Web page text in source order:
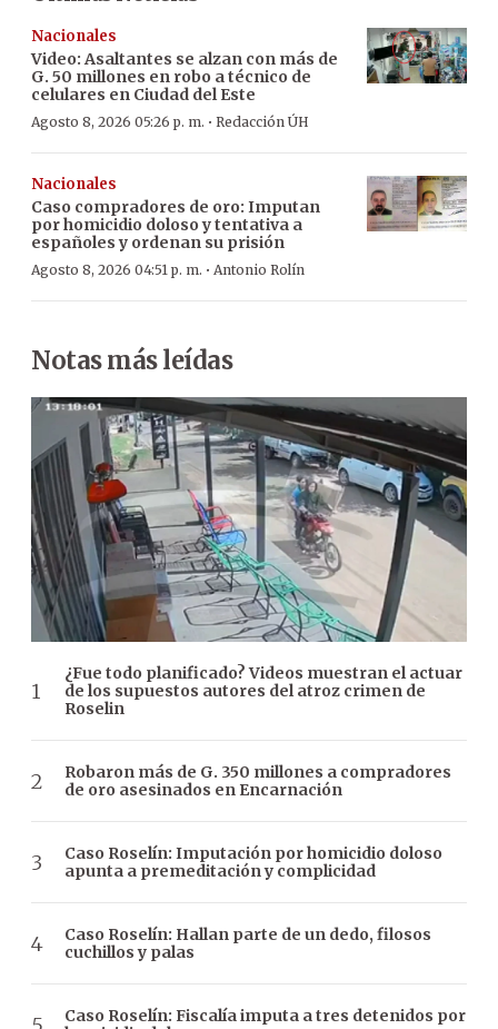
Nacionales
Video: Asaltantes se alzan con más de
G. 50 millones en robo a técnico de
celulares en Ciudad del Este
Agosto 8, 2026 05:26 p. m. · Redacción ÚH
Nacionales
Caso compradores de oro: Imputan
por homicidio doloso y tentativa a
españoles y ordenan su prisión
Agosto 8, 2026 04:51 p. m. · Antonio Rolín
Notas más leídas
¿Fue todo planificado? Videos muestran el actuar
de los supuestos autores del atroz crimen de
Roselin
Robaron más de G. 350 millones a compradores
de oro asesinados en Encarnación
Caso Roselín: Imputación por homicidio doloso
apunta a premeditación y complicidad
Caso Roselín: Hallan parte de un dedo, filosos
cuchillos y palas
Caso Roselín: Fiscalía imputa a tres detenidos por